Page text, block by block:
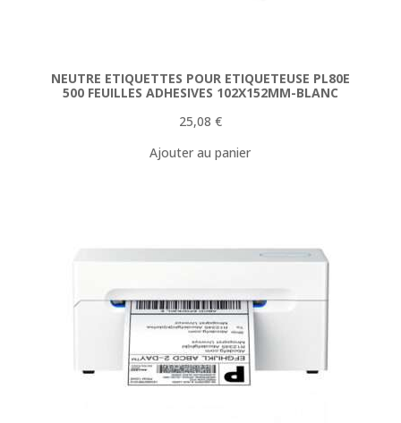
NEUTRE ETIQUETTES POUR ETIQUETEUSE PL80E
500 FEUILLES ADHESIVES 102X152MM-BLANC
25,08 €
Ajouter au panier